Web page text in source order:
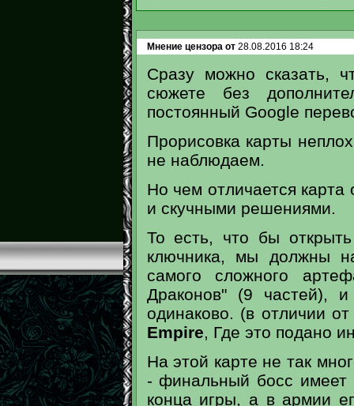
Мнение цензора от28.08.2016 18:24
Сразу можно сказать,
сюжете без
постоянный Google
Прорисовка карты
не наблюдаем.
Но чем отличается карта
и скучными решениями.
То есть, что бы
ключника, мы должны
самого сложного
Драконов" (9 частей),
одинаково. (в отличии
Empire, Где это подано
На этой карте не так
- финальный босс
конца игры, а в армии